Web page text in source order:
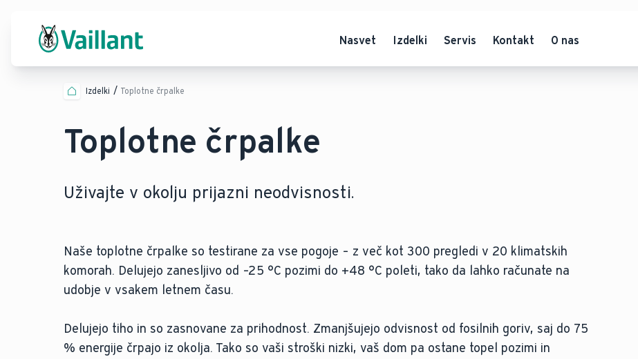
Nasvet Izdelki Servis Kontakt O nas
Izdelki Toplotne črpalke
Toplotne črpalke
Uživajte v okolju prijazni neodvisnosti.
Naše toplotne črpalke so testirane za vse pogoje – z več kot 300 pregledi v 20 klimatskih
komorah. Delujejo zanesljivo od –25 °C pozimi do +48 °C poleti, tako da lahko računate na
udobje v vsakem letnem času.
Delujejo tiho in so zasnovane za prihodnost. Zmanjšujejo odvisnost od fosilnih goriv, saj do 75
% energije črpajo iz okolja. Tako so vaši stroški nizki, vaš dom pa ostane topel pozimi in